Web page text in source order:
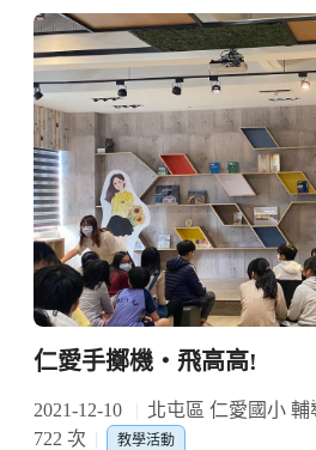
仁愛手擲機‧飛高高!
2021-12-10 北屯區 仁愛國小 輔
722 次
教學活動